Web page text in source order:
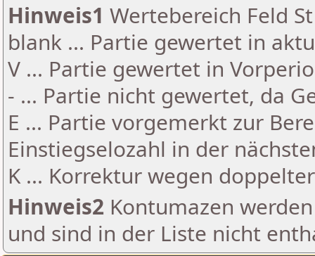
Hinweis1 Wertebereich Feld
blank ... Partie gewertet in
V ... Partie gewertet in
- ... Partie nicht gewertet, da
E ... Partie vorgemerkt zur
Einstiegselozahl in der
K ... Korrektur wegen
Hinweis2 Kontumazen
und sind in der Liste nicht